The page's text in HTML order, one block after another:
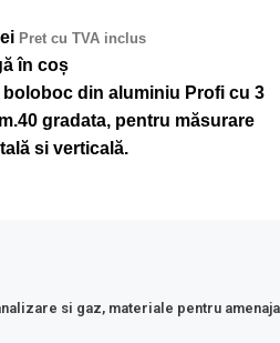
lei Pret cu TVA inclus
în coș
boloboc din aluminiu Profi cu 3
gradata, pentru măsurare
si verticală.
si gaz, materiale pentru